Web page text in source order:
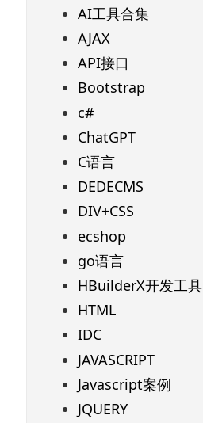
AI工具合集
AJAX
API接口
Bootstrap
c#
ChatGPT
C语言
DEDECMS
DIV+CSS
ecshop
go语言
HBuilderX开发工具
HTML
IDC
JAVASCRIPT
Javascript案例
JQUERY